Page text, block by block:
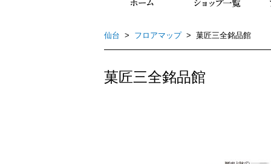
仙台 > フロアマップ> 菓匠三全銘品館
菓匠三全銘品館